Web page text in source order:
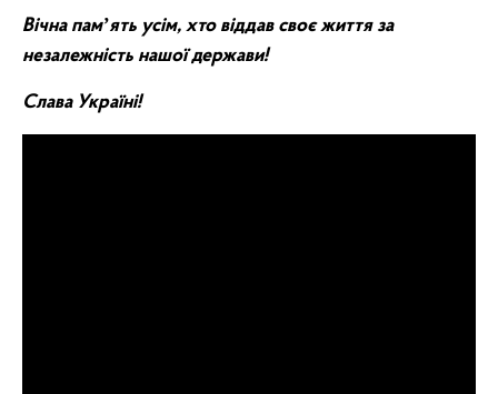
Вічна памʼять усім, хто віддав своє життя за
незалежність нашої держави!
Слава Україні!